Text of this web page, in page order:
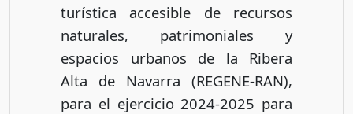
turística accesible de recursos
naturales, patrimoniales y
espacios urbanos de la Ribera
Alta de Navarra (REGENE-RAN),
para el ejercicio 2024-2025 para